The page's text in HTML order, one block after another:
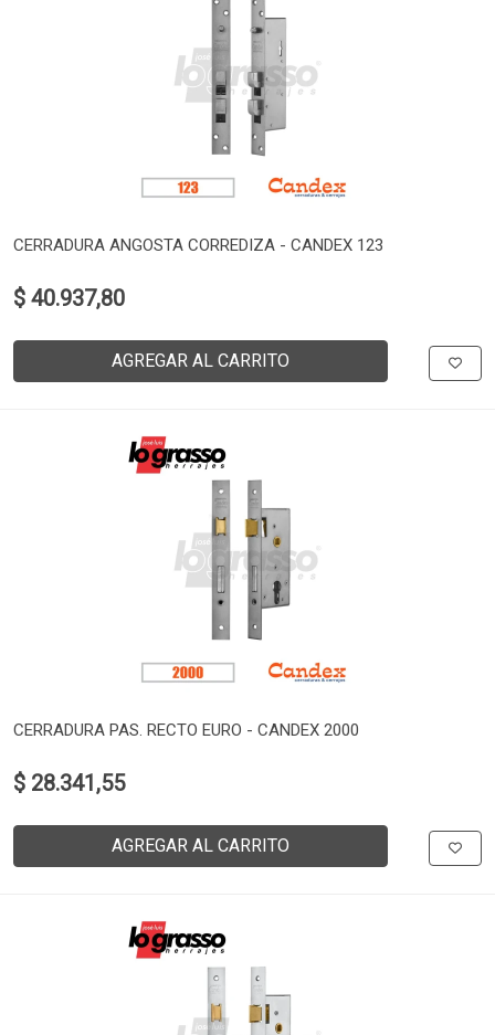
CERRADURA ANGOSTA CORREDIZA - CANDEX 123
$ 40.937,80
AGREGAR AL CARRITO
CERRADURA PAS. RECTO EURO - CANDEX 2000
$ 28.341,55
AGREGAR AL CARRITO